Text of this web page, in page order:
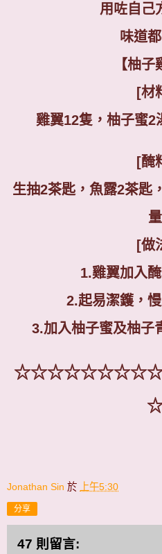
用咗自己
味道都
【柚子
[材
雞翼12隻，柚子蜜2
[醃
生抽2茶匙，魚露2茶匙
量
[做
1.雞翼加入
2.起易潔鑊，
3.加入柚子蜜及柚子
Jonathan Sin 於 上午5:30
分享
47 則留言: